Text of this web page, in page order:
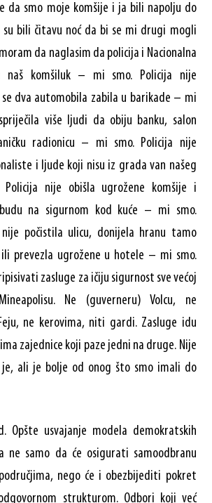
da smo moje komšije i ja bili napolju do
su bili čitavu noć da bi se mi drugi mogli
da naglasim da policija i Nacionalna
komšiluk – mi smo. Policija nije
dva automobila zabila u barikade – mi
više ljudi da obiju banku, salon
radionicu – mi smo. Policija nije
i ljude koji nisu iz grada van našeg
nije obišla ugrožene komšije i
na sigurnom kod kuće – mi smo.
nije počistila ulicu, donijela hranu tamo
prevezla ugrožene u hotele – mi smo.
zasluge za ičiju sigurnost sve većoj
Ne (guverneru) Volcu, ne
ne kerovima, niti gardi. Zasluge idu
zajednice koji paze jedni na druge. Nije
je, ali je bolje od onog što smo imali do
Opšte usvajanje modela demokratskih
ne samo da će osigurati samoodbranu
nego će i obezbijediti pokret
strukturom. Odbori koji već